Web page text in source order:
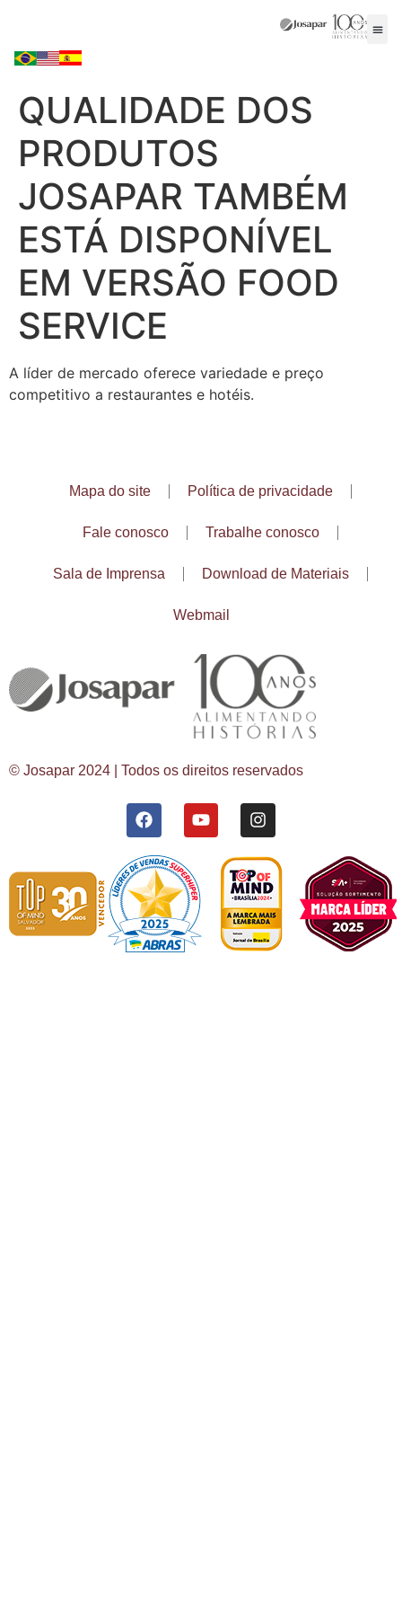
QUALIDADE DOS
PRODUTOS
JOSAPAR TAMBÉM
ESTÁ DISPONÍVEL
EM VERSÃO FOOD
SERVICE
A líder de mercado oferece variedade e preço
competitivo a restaurantes e hotéis.
Mapa do site Política de privacidade
Fale conosco Trabalhe conosco
Sala de Imprensa Download de Materiais
Webmail
© Josapar 2024 | Todos os direitos reservados